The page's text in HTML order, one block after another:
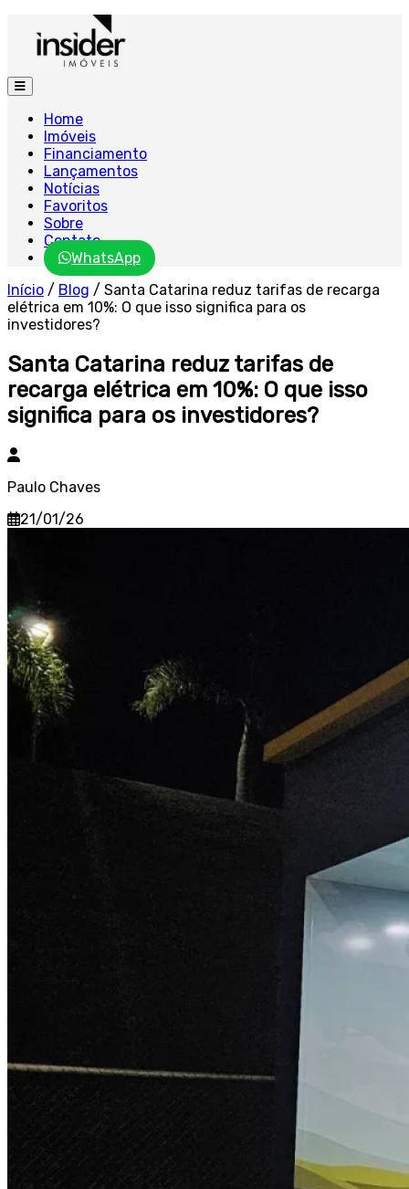
Home
Imóveis
Financiamento
Lançamentos
Notícias
Favoritos
Sobre
Contato
WhatsApp
Início / Blog / Santa Catarina reduz tarifas de recarga
elétrica em 10%: O que isso significa para os
investidores?
Santa Catarina reduz tarifas de
recarga elétrica em 10%: O que isso
significa para os investidores?
Paulo Chaves
21/01/26